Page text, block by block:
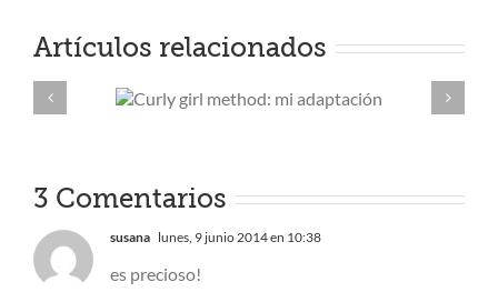
Artículos relacionados
mi
Cuatro
3 Comentarios
susana lunes, 9 junio 2014 en 10:38
es precioso!